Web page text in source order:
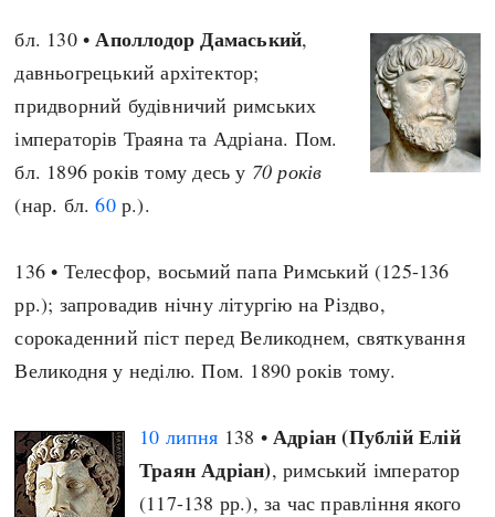
бл. 130 •Аполлодор Дамаський,
давньогрецький архітектор;
придворний будівничий римських
імператорів Траяна та Адріана. Пом.
бл. 1896 років тому десь у 70 років
(нар. бл.60р.).
136 • Телесфор, восьмий папа Римський (125-136
рр.); запровадив нічну літургію на Різдво,
сорокаденний піст перед Великоднем, святкування
Великодня у неділю. Пом. 1890 років тому.
10 липня 138 •Адріан (Публій Елій
Траян Адріан), римський імператор
(117-138 рр.), за час правління якого